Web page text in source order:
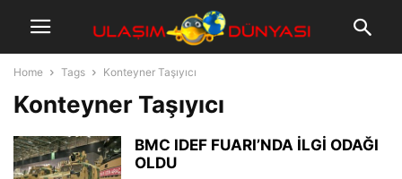
Home Tags Konteyner Taşıyıcı
Konteyner Taşıyıcı
BMC IDEF FUARI’NDA İLGİ ODAĞI
OLDU